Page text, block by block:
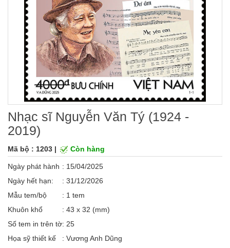
Nhạc sĩ Nguyễn Văn Tý (1924 -
2019)
Mã bộ : 1203 | Còn hàng
Ngày phát hành : 15/04/2025
Ngày hết hạn:
: 31/12/2026
Mẫu tem/bộ
: 1 tem
Khuôn khổ
: 43 x 32 (mm)
Số tem in trên tờ: 25
Họa sỹ thiết kế
: Vương Anh Dũng